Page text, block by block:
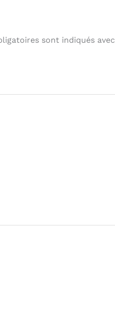
sont indiqués avec